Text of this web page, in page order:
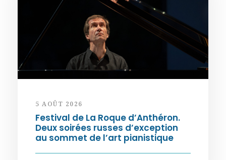
5 AOÛT 2026
Festival de La Roque d’Anthéron.
Deux soirées russes d’exception
au sommet de l’art pianistique